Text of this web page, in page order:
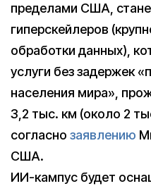
пределами США,
гиперскейлеров
обработки данных),
услуги без задержек
населения мира»,
3,2 тыс. км (около 2
согласно заявлению
США.
ИИ-кампус будет